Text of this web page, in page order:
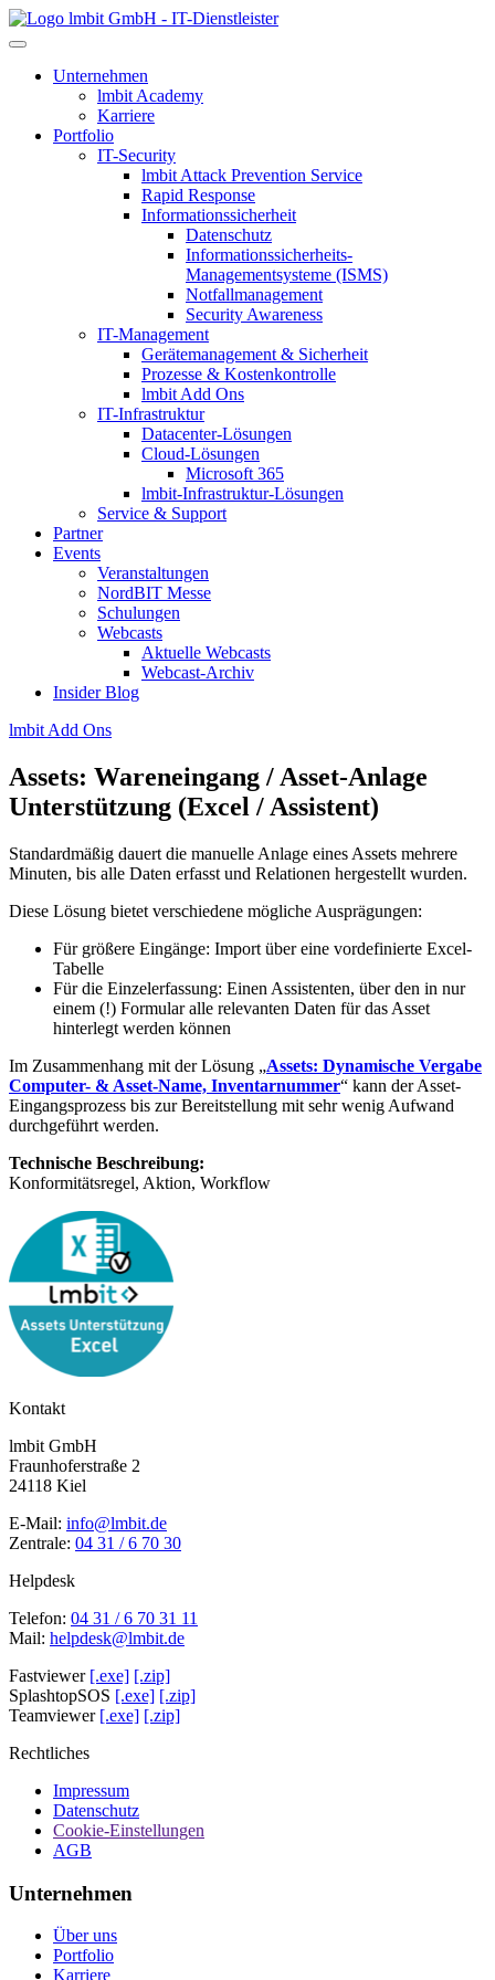
lmbit GmbH - IT-Dienstleister
Unternehmen
lmbit Academy
Karriere
Portfolio
IT-Security
lmbit Attack Prevention Service
Rapid Response
Informationssicherheit
Datenschutz
Informationssicherheits-
Managementsysteme (ISMS)
Notfallmanagement
Security Awareness
IT-Management
Gerätemanagement & Sicherheit
Prozesse & Kostenkontrolle
lmbit Add Ons
IT-Infrastruktur
Datacenter-Lösungen
Cloud-Lösungen
Microsoft 365
lmbit-Infrastruktur-Lösungen
Service & Support
Partner
Events
Veranstaltungen
NordBIT Messe
Schulungen
Webcasts
Aktuelle Webcasts
Webcast-Archiv
Insider Blog
lmbit Add Ons
Assets: Wareneingang / Asset-Anlage
Unterstützung (Excel / Assistent)
Standardmäßig dauert die manuelle Anlage eines Assets mehrere
Minuten, bis alle Daten erfasst und Relationen hergestellt wurden.
Diese Lösung bietet verschiedene mögliche Ausprägungen:
Für größere Eingänge: Import über eine vordefinierte Excel-
Tabelle
Für die Einzelerfassung: Einen Assistenten, über den in nur
einem (!) Formular alle relevanten Daten für das Asset
hinterlegt werden können
Im Zusammenhang mit der Lösung „Assets: Dynamische Vergabe
Computer- & Asset-Name, Inventarnummer“ kann der Asset-
Eingangsprozess bis zur Bereitstellung mit sehr wenig Aufwand
durchgeführt werden.
Technische Beschreibung:
Konformitätsregel, Aktion, Workflow
Kontakt
lmbit GmbH
Fraunhoferstraße 2
24118 Kiel
E-Mail: info@lmbit.de
Zentrale: 04 31 / 6 70 30
Helpdesk
Telefon: 04 31 / 6 70 31 11
Mail: helpdesk@lmbit.de
Fastviewer [.exe] [.zip]
SplashtopSOS [.exe] [.zip]
Teamviewer [.exe] [.zip]
Rechtliches
Impressum
Datenschutz
Cookie-Einstellungen
AGB
Unternehmen
Über uns
Portfolio
Karriere